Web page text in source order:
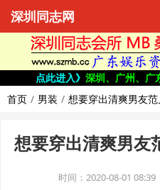
深圳同志网
点此进入》 深圳、广州、广
首页
男装 想要穿出清爽男友
想要穿出清爽男友
时间：2020-08-01 08:39